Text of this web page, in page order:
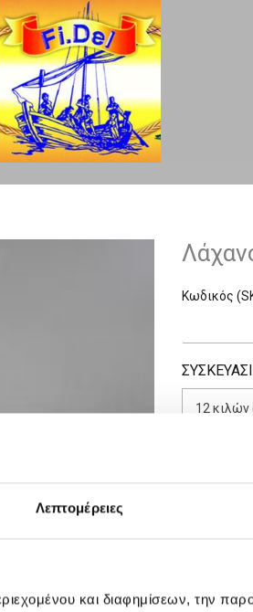
Λεπτομέρειες
και διαφημίσεων, την
Κωδικός
Ποσότητα